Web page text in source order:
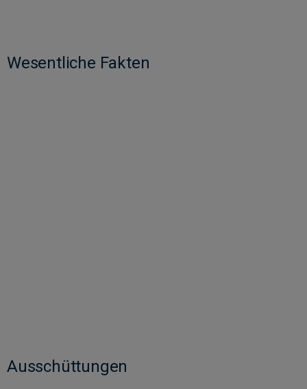
Wesentliche Fakten
Ausschüttungen